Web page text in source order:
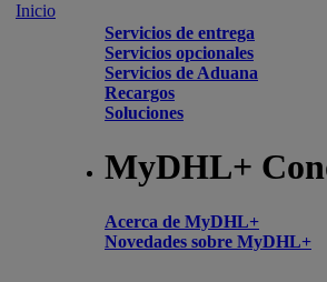
Inicio
Servicios de entrega
Servicios opcionales
Servicios de Aduana
Recargos
Soluciones
MyDHL+
Acerca de MyDHL+
Novedades sobre MyDHL+